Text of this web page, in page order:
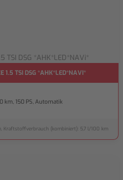
1.5 TSI DSG *AHK*LED*NAVI*
km, 150 PS, Automatik
Kraftstoffverbrauch (kombiniert): 5,7 l/100 km